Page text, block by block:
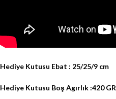
Hediye Kutusu Ebat : 25/25/9 cm
Hediye Kutusu Boş Agırlık :420 GR